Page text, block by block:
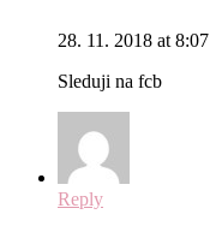
28. 11. 2018 at 8:07
Sleduji na fcb
Reply